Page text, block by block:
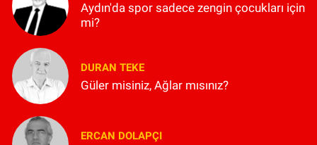
Aydın'da spor sadece zengin çocukları için
mi?
DURAN TEKE
Güler misiniz, Ağlar mısınız?
ERCAN DOLAPÇI